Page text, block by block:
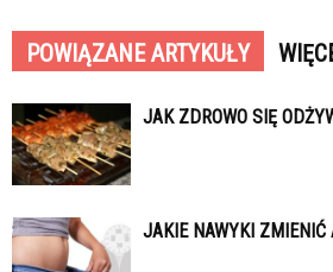
POWIĄZANE ARTYKUŁY
JAK ZDROWO SIĘ
JAKIE NAWYKI ZMIENIĆ